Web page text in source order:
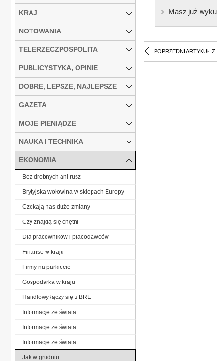
Masz już
POPRZEDNI ARTYKUŁ Z
KRAJ
NOTOWANIA
TELERZECZPOSPOLITA
PUBLICYSTYKA, OPINIE
DOBRE, LEPSZE, NAJLEPSZE
GAZETA
MOJE PIENIĄDZE
NAUKA I TECHNIKA
EKONOMIA
Bez drobnych ani rusz
Brytyjska wołowina w sklepach Europy
Czekają nas duże zmiany
Czy znajdą się chętni
Dla pracowników i pracodawców
Finanse w kraju
Firmy na parkiecie
Gospodarka w kraju
Handlowy łączy się z BRE
Informacje ze świata
Informacje ze świata
Informacje ze świata
Jak w grudniu